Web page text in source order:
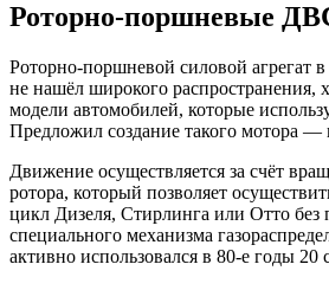
Роторно-поршневые
Роторно-поршневой силовой агрегат
не нашёл широкого распространения,
модели автомобилей, которые
Предложил создание такого мотора —
Движение осуществляется за счёт
ротора, который позволяет
цикл Дизеля, Стирлинга или Отто без
специального механизма
активно использовался в 80-е годы 20